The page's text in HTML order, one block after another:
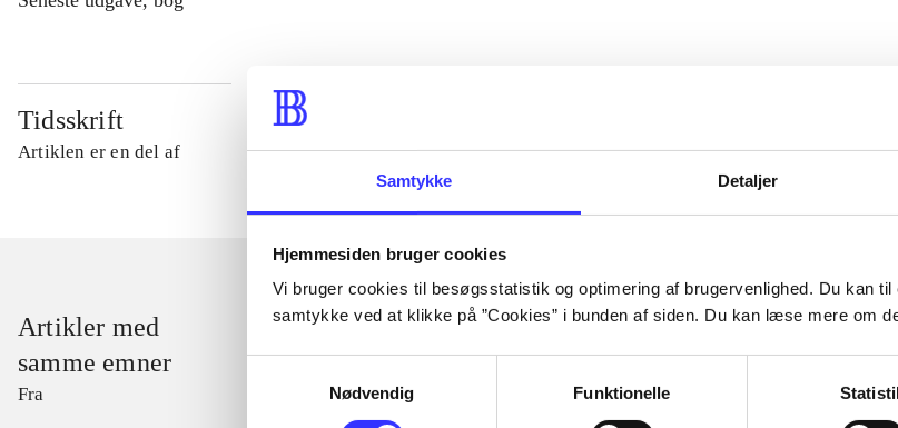
Samtykke Detaljer
Hjemmesiden bruger cookies
Vi bruger cookies til besøgsstatistik og optimering af brugervenlighed. Du kan
samtykke ved at klikke på ”Cookies” i bunden af siden. Du kan læse mere om
Nødvendig
Funktionelle
Tidsskrift
Artiklen er en del af
Artikler med
samme emner
Fra